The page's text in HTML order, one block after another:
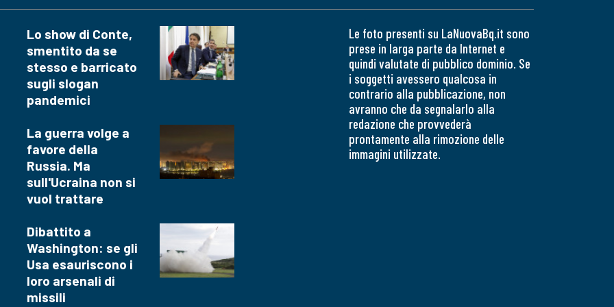
Lo show di Conte,
smentito da se
stesso e barricato
sugli slogan
pandemici
La guerra volge a
favore della
Russia. Ma
sull'Ucraina non si
vuol trattare
Dibattito a
Washington: se gli
Usa esauriscono i
loro arsenali di
missili
Le foto presenti su LaNuovaBq.it sono
prese in larga parte da Internet e
quindi valutate di pubblico dominio. Se
i soggetti avessero qualcosa in
contrario alla pubblicazione, non
avranno che da segnalarlo alla
redazione che provvederà
prontamente alla rimozione delle
immagini utilizzate.